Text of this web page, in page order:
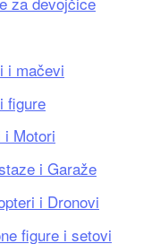
i mačevi
figure
i Motori
i Garaže
i Dronovi
figure i setovi